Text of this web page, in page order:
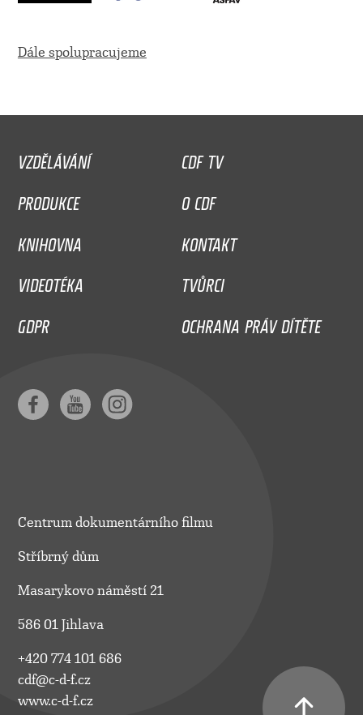
Dále spolupracujeme
VZDĚLÁVÁNÍ
CDF TV
PRODUKCE
O CDF
KNIHOVNA
KONTAKT
VIDEOTÉKA
TVŮRCI
GDPR
OCHRANA PRÁV DÍTĚTE
Centrum dokumentárního filmu
Stříbrný dům
Masarykovo náměstí 21
586 01 Jihlava
+420 774 101 686
cdf@c-d-f.cz
www.c-d-f.cz